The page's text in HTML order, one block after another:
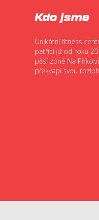
Kdo jsme
Unikátní fitness
patřící již od roku
pěší zóně Na
překvapí svou